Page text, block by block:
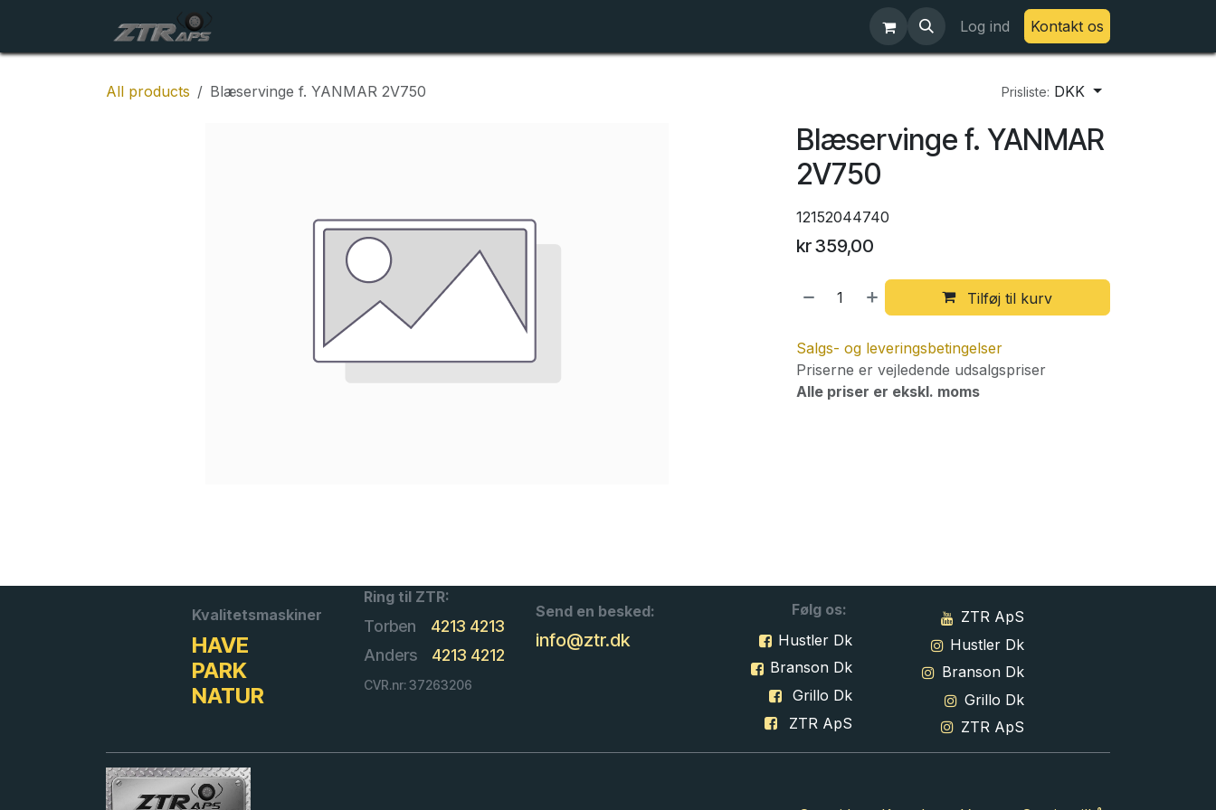
Log ind Kontakt os
All products Blæservinge f. YANMAR 2V750 Prisliste: DKK
Blæservinge f. YANMAR
2V750
12152044740
kr359,00
Tilføj til kurv
Salgs- og leveringsbetingelser
Priserne er vejledende udsalgspriser
Alle priser er ekskl. moms
Kvalitetsmaskiner
HAVE
PARK
NATUR
Ring til ZTR:
Torben
4213 4213
Anders
4213 4212
CVR.nr: 37263206
Send en besked:
info@ztr.dk
Følg os:
Hustler Dk
Branson Dk
Grillo Dk
ZTR ApS
ZTR ApS
Hustler Dk
Branson Dk
Grillo Dk
ZTR ApS